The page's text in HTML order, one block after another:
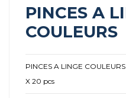
PINCES A
COULEURS
PINCES A LINGE
X 20 pcs